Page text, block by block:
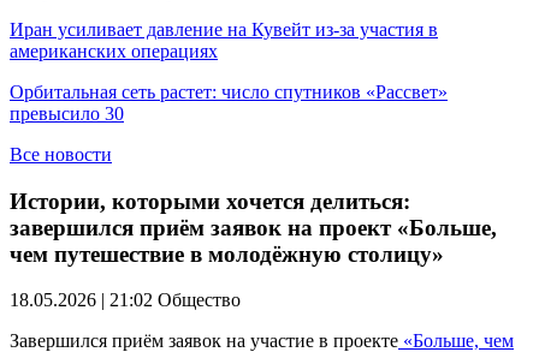
Иран усиливает давление на Кувейт из-за участия в
американских операциях
Орбитальная сеть растет: число спутников «Рассвет»
превысило 30
Все новости
Истории, которыми хочется делиться:
завершился приём заявок на проект «Больше,
чем путешествие в молодёжную столицу»
18.05.2026 | 21:02 Общество
Завершился приём заявок на участие в проекте «Больше, чем